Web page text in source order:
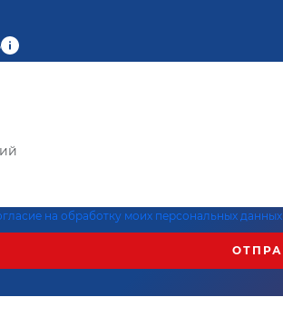
на обработку моих персональных данных